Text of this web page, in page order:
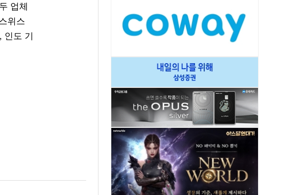
업체
위스
도 기